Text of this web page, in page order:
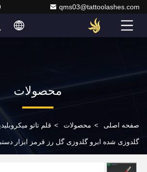
qms03@tattoolashes.com
محصولات
صفحه اصلی > محصولات > قلم تاتو
گلدوزی شده ابرو گلدوزی گل رز قرمز ابزار